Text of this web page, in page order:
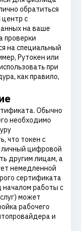
обратиться
с
на ваше
проверки
на специальный
Рутокен или
при
как правило,
Обычно
необходимо
что токен с
цифровой
другим лицам, а
немедленной
сертификата
началом работы с
может
рабочего
и